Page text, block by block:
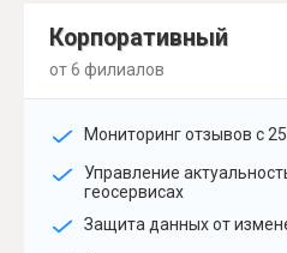
Корпоративный
от 6 филиалов
Мониторинг отзывов с
Управление
геосервисах
Защита данных от